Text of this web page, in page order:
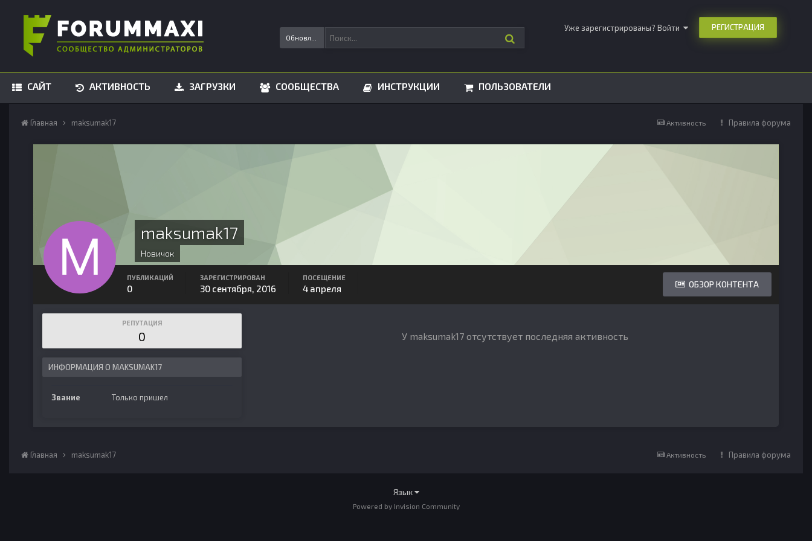
Уже зарегистрированы? Войти РЕГИСТРАЦИЯ
САЙТ АКТИВНОСТЬ ЗАГРУЗКИ СООБЩЕСТВА ИНСТРУКЦИИ ПОЛЬЗОВАТЕЛИ
Активность Правила форума
Главная maksumak17
maksumak17
Новичок
ОБЗОР КОНТЕНТА
ПУБЛИКАЦИЙ
0
ЗАРЕГИСТРИРОВАН
30 сентября, 2016
ПОСЕЩЕНИЕ
4 апреля
РЕПУТАЦИЯ
0
ИНФОРМАЦИЯ О MAKSUMAK17
Звание Только пришел
У maksumak17 отсутствует последняя активность
Активность Правила форума
Главная maksumak17
Язык
Powered by Invision Community